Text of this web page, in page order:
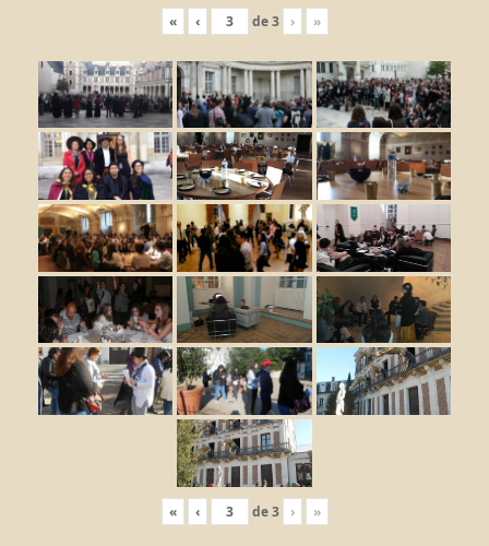
« ‹ de3 › »
« ‹ de3 › »